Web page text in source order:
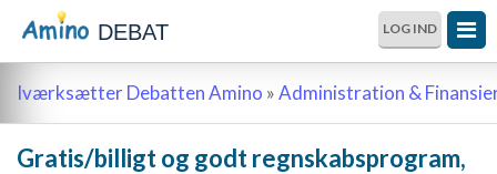
DEBAT LOG IND
Iværksætter Debatten Amino »Administration &
Gratis/billigt og godt regnskabsprogram,